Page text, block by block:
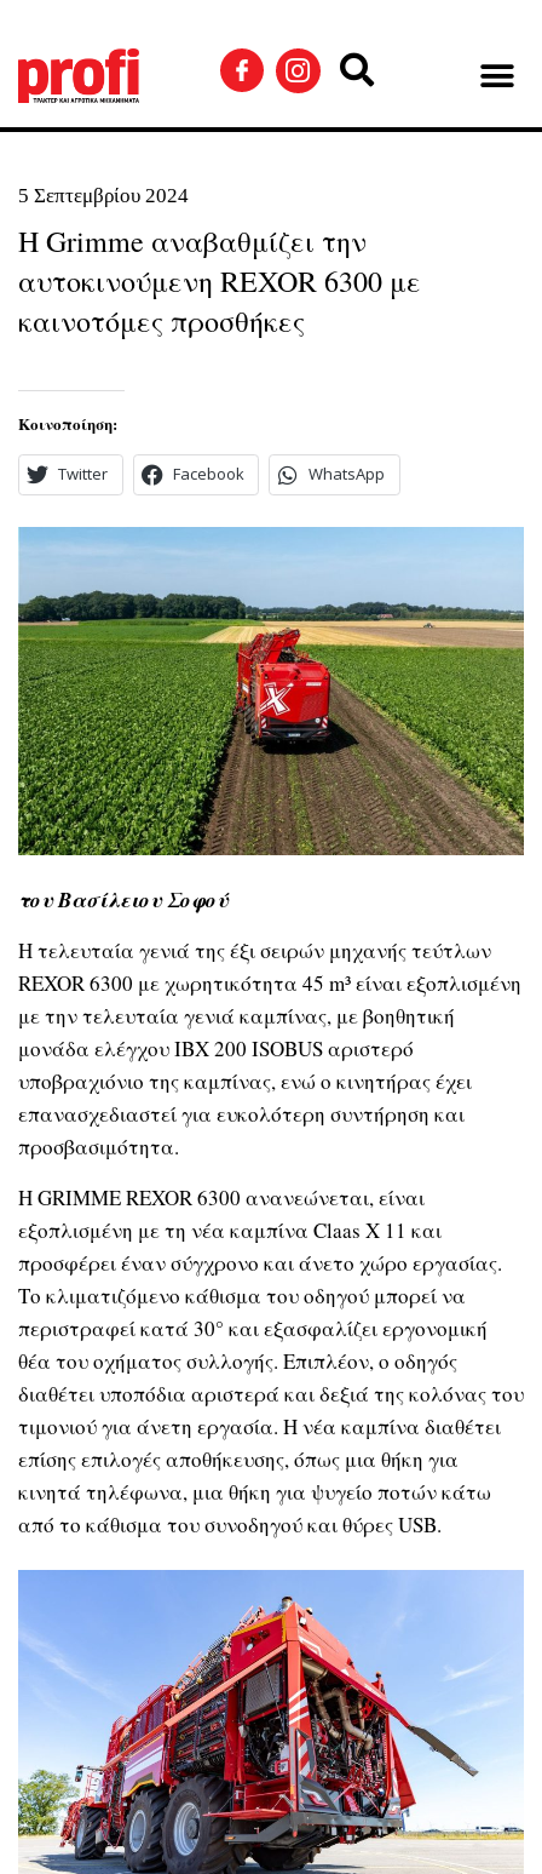
5 Σεπτεμβρίου 2024
Η Grimme αναβαθμίζει την
αυτοκινούμενη REXOR 6300 με
καινοτόμες προσθήκες
Κοινοποίηση:
Twitter Facebook WhatsApp
του Βασίλειου Σοφού
Η τελευταία γενιά της έξι σειρών μηχανής τεύτλων
REXOR 6300 με χωρητικότητα 45 m³ είναι εξοπλισμένη
με την τελευταία γενιά καμπίνας, με βοηθητική
μονάδα ελέγχου IBX 200 ISOBUS αριστερό
υποβραχιόνιο της καμπίνας, ενώ ο κινητήρας έχει
επανασχεδιαστεί για ευκολότερη συντήρηση και
προσβασιμότητα.
Η GRIMME REXOR 6300 ανανεώνεται, είναι
εξοπλισμένη με τη νέα καμπίνα Claas X 11 και
προσφέρει έναν σύγχρονο και άνετο χώρο εργασίας.
Το κλιματιζόμενο κάθισμα του οδηγού μπορεί να
περιστραφεί κατά 30° και εξασφαλίζει εργονομική
θέα του οχήματος συλλογής. Επιπλέον, ο οδηγός
διαθέτει υποπόδια αριστερά και δεξιά της κολόνας του
τιμονιού για άνετη εργασία. Η νέα καμπίνα διαθέτει
επίσης επιλογές αποθήκευσης, όπως μια θήκη για
κινητά τηλέφωνα, μια θήκη για ψυγείο ποτών κάτω
από το κάθισμα του συνοδηγού και θύρες USB.